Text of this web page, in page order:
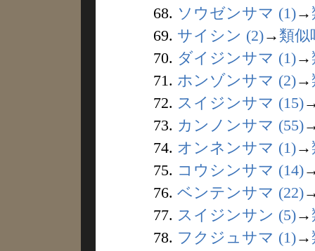
68. ソウゼンサマ (1)→
69. サイシン (2)→ 類似
70. ダイジンサマ (1)→
71. ホンゾンサマ (2)→
72. スイジンサマ (15)
73. カンノンサマ (55)
74. オンネンサマ (1)→
75. コウシンサマ (14)
76. ベンテンサマ (22)
77. スイジンサン (5)→
78. フクジュサマ (1)→